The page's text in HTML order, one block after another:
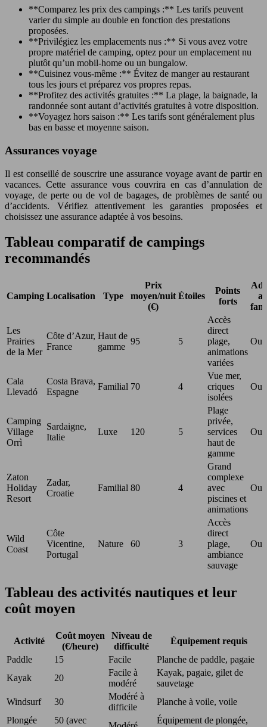
**Comparez les prix des campings :** Les tarifs peuvent
varier du simple au double en fonction des prestations
proposées.
**Privilégiez les emplacements nus :** Si vous avez votre
propre matériel de camping, optez pour un emplacement nu
plutôt qu’un mobil-home ou un bungalow.
**Cuisinez vous-même :** Évitez de manger au restaurant
tous les jours et préparez vos propres repas.
**Profitez des activités gratuites :** La plage, la baignade, la
randonnée sont autant d’activités gratuites à votre disposition.
**Voyagez hors saison :** Les tarifs sont généralement plus
bas en basse et moyenne saison.
Assurances voyage
Il est conseillé de souscrire une assurance voyage avant de partir en
vacances. Cette assurance vous couvrira en cas d’annulation de
voyage, de perte ou de vol de bagages, de problèmes de santé ou
d’accidents. Vérifiez attentivement les garanties proposées et
choisissez une assurance adaptée à vos besoins.
Tableau comparatif de campings
recommandés
Camping Localisation Type
Prix
moyen/nuit
(€)
Étoiles
Points
forts
Les
Prairies
de la Mer
Côte d’Azur,
France
Haut de
gamme
95 5
Accès
direct
plage,
animations
variées
Oui
Cala
Llevadó
Costa Brava,
Espagne
Familial 70 4
Vue mer,
criques
isolées
Oui
Camping
Village
Orrì
Sardaigne,
Italie
Luxe 120 5
Plage
privée,
services
haut de
gamme
Oui
Zaton
Holiday
Resort
Zadar,
Croatie
Familial 80 4
Grand
complexe
avec
piscines et
animations
Oui
Wild
Coast
Côte
Vicentine,
Portugal
Nature 60 3
Accès
direct
plage,
ambiance
sauvage
Oui
Tableau des activités nautiques et leur
coût moyen
Activité
Coût moyen
(€/heure)
Niveau de
difficulté
Équipement requis
Paddle
15 Facile
Planche de paddle, pagaie
Kayak
20
Facile à
modéré
Kayak, pagaie, gilet de
sauvetage
Windsurf
30
Modéré à
difficile
Planche à voile, voile
Plongée
50 (avec
Équipement de plongée,